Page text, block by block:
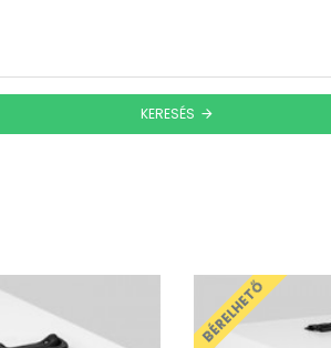
KERESÉS
BÉRELHETŐ